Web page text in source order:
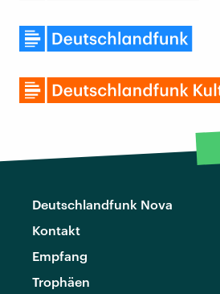
Deutschlandfunk Nova
Kontakt
Empfang
Trophäen